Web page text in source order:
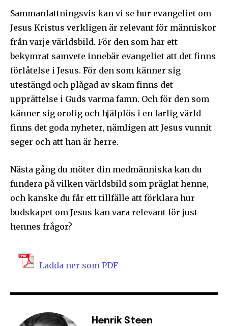
Sammanfattningsvis kan vi se hur evangeliet om
Jesus Kristus verkligen är relevant för människor
från varje världsbild. För den som har ett
bekymrat samvete innebär evangeliet att det finns
förlåtelse i Jesus. För den som känner sig
utestängd och plågad av skam finns det
upprättelse i Guds varma famn. Och för den som
känner sig orolig och hjälplös i en farlig värld
finns det goda nyheter, nämligen att Jesus vunnit
seger och att han är herre.
Nästa gång du möter din medmänniska kan du
fundera på vilken världsbild som präglat henne,
och kanske du får ett tillfälle att förklara hur
budskapet om Jesus kan vara relevant för just
hennes frågor?
Ladda ner som PDF
Henrik Steen